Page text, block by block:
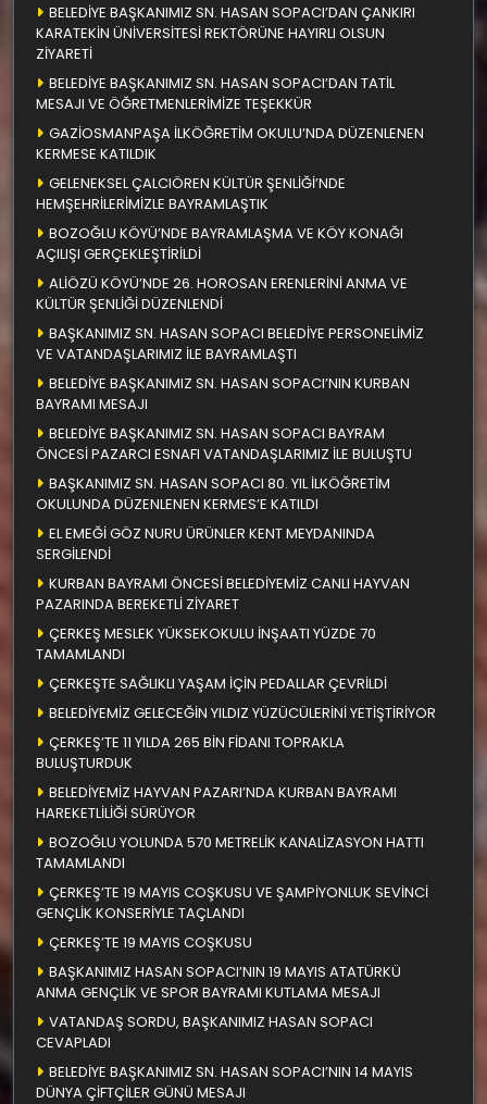
BELEDİYE BAŞKANIMIZ SN. HASAN SOPACI’DAN ÇANKIRI
KARATEKİN ÜNİVERSİTESİ REKTÖRÜNE HAYIRLI OLSUN
ZİYARETİ
BELEDİYE BAŞKANIMIZ SN. HASAN SOPACI’DAN TATİL
MESAJI VE ÖĞRETMENLERİMİZE TEŞEKKÜR
GAZİOSMANPAŞA İLKÖĞRETİM OKULU’NDA DÜZENLENEN
KERMESE KATILDIK
GELENEKSEL ÇALCIÖREN KÜLTÜR ŞENLİĞİ’NDE
HEMŞEHRİLERİMİZLE BAYRAMLAŞTIK
BOZOĞLU KÖYÜ’NDE BAYRAMLAŞMA VE KÖY KONAĞI
AÇILIŞI GERÇEKLEŞTİRİLDİ
ALİÖZÜ KÖYÜ’NDE 26. HOROSAN ERENLERİNİ ANMA VE
KÜLTÜR ŞENLİĞİ DÜZENLENDİ
BAŞKANIMIZ SN. HASAN SOPACI BELEDİYE PERSONELİMİZ
VE VATANDAŞLARIMIZ İLE BAYRAMLAŞTI
BELEDİYE BAŞKANIMIZ SN. HASAN SOPACI’NIN KURBAN
BAYRAMI MESAJI
BELEDİYE BAŞKANIMIZ SN. HASAN SOPACI BAYRAM
ÖNCESİ PAZARCI ESNAFI VATANDAŞLARIMIZ İLE BULUŞTU
BAŞKANIMIZ SN. HASAN SOPACI 80. YIL İLKÖĞRETİM
OKULUNDA DÜZENLENEN KERMES’E KATILDI
EL EMEĞİ GÖZ NURU ÜRÜNLER KENT MEYDANINDA
SERGİLENDİ
KURBAN BAYRAMI ÖNCESİ BELEDİYEMİZ CANLI HAYVAN
PAZARINDA BEREKETLİ ZİYARET
ÇERKEŞ MESLEK YÜKSEKOKULU İNŞAATI YÜZDE 70
TAMAMLANDI
ÇERKEŞTE SAĞLIKLI YAŞAM İÇİN PEDALLAR ÇEVRİLDİ
BELEDİYEMİZ GELECEĞİN YILDIZ YÜZÜCÜLERİNİ YETİŞTİRİYOR
ÇERKEŞ’TE 11 YILDA 265 BİN FİDANI TOPRAKLA
BULUŞTURDUK
BELEDİYEMİZ HAYVAN PAZARI’NDA KURBAN BAYRAMI
HAREKETLİLİĞİ SÜRÜYOR
BOZOĞLU YOLUNDA 570 METRELİK KANALİZASYON HATTI
TAMAMLANDI
ÇERKEŞ’TE 19 MAYIS COŞKUSU VE ŞAMPİYONLUK SEVİNCİ
GENÇLİK KONSERİYLE TAÇLANDI
ÇERKEŞ’TE 19 MAYIS COŞKUSU
BAŞKANIMIZ HASAN SOPACI’NIN 19 MAYIS ATATÜRKÜ
ANMA GENÇLİK VE SPOR BAYRAMI KUTLAMA MESAJI
VATANDAŞ SORDU, BAŞKANIMIZ HASAN SOPACI
CEVAPLADI
BELEDİYE BAŞKANIMIZ SN. HASAN SOPACI’NIN 14 MAYIS
DÜNYA ÇİFTÇİLER GÜNÜ MESAJI